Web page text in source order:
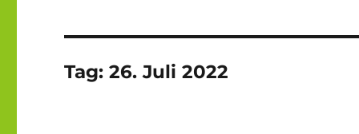
Tag:26. Juli 2022